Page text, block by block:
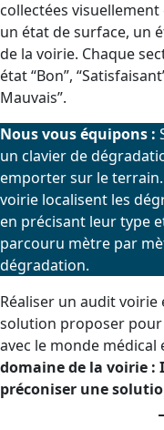
collectées
un état de surface, un
de la voirie. Chaque
état “Bon”,
Mauvais”.
Nous vous équipons :
un clavier de
emporter sur le
voirie localisent les
en précisant leur type
parcouru mètre par
dégradation.
Réaliser un audit
solution proposer pour
avec le monde médical
domaine de la voirie :
préconiser une